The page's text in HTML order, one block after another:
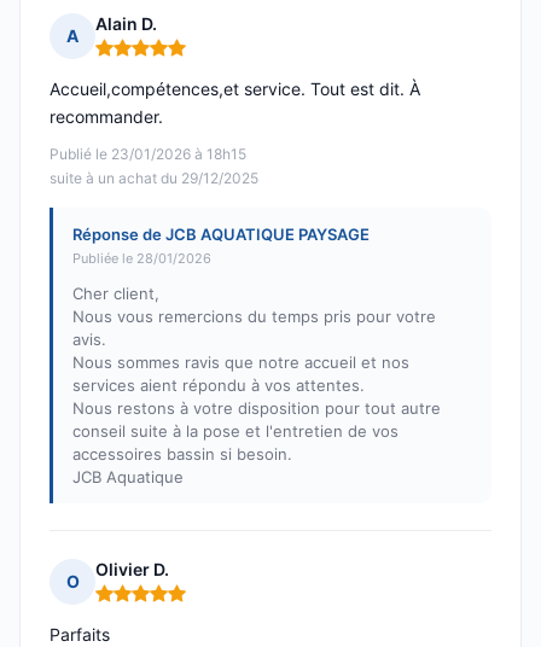
A
Alain D.
Note : 5 sur 5
Publié le 23/01/2026 à 18h15
suite à un achat du 29/12/2025
Accueil,compétences,et service. Tout est dit. À
recommander.
Réponse de JCB AQUATIQUE PAYSAGE
Publiée le 28/01/2026
Cher client,
Nous vous remercions du temps pris pour votre
avis.
Nous sommes ravis que notre accueil et nos
services aient répondu à vos attentes.
Nous restons à votre disposition pour tout autre
conseil suite à la pose et l'entretien de vos
accessoires bassin si besoin.
JCB Aquatique
O
Olivier D.
Note : 5 sur 5
Parfaits